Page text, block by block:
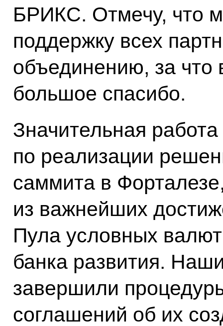
БРИКС. Отмечу, что
поддержку всех
объединению, за что
большое спасибо.
Значительная
по реализации
саммита в
из важнейших
Пула условных
банка развития.
завершили
соглашений об их